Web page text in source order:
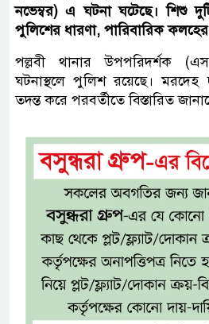
নভেম্বর) এ ঘটনা ঘটেছে। শিশু
পুলিশের ধারণা, পারিবারিক
পল্লবী থানার উপপরিদর্শক
ঘটনাস্থলে পুলিশ রয়েছে। মরদেহ
তদন্ত করে পরবর্তীতে বিস্তারিত